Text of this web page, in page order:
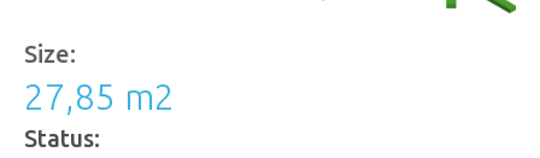
Size:
27,85 m2
Status: